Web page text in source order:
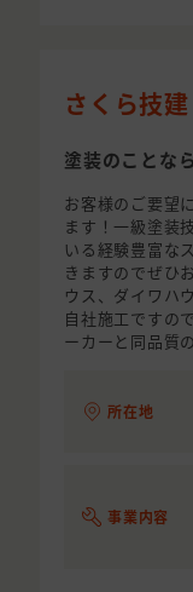
さくら技
塗装のことな
お客様のご要望
ます！一級塗装
いる経験豊富な
きますのでぜひ
ウス、ダイワハ
自社施工ですの
ーカーと同品質
所在地
事業内容